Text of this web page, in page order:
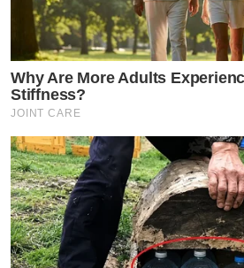
Why Are More Adults
Stiffness?
JOINT CARE